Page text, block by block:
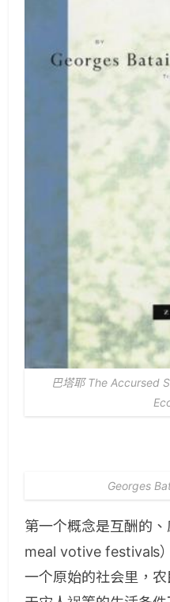
巴塔耶 The Accursed
Georges
第一个概念是互酬的
meal votive festivals
一个原始的社会里，